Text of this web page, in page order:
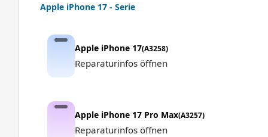
Apple iPhone 17 - Serie
Apple iPhone 17(A3258)
Reparaturinfos öffnen
Apple iPhone 17 Pro Max(A3257)
Reparaturinfos öffnen